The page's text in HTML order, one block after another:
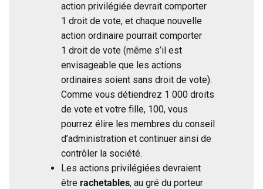
action privilégiée devrait comporter
1 droit de vote, et chaque nouvelle
action ordinaire pourrait comporter
1 droit de vote (même s’il est
envisageable que les actions
ordinaires soient sans droit de vote).
Comme vous détiendrez 1 000 droits
de vote et votre fille, 100, vous
pourrez élire les membres du conseil
d’administration et continuer ainsi de
contrôler la société.
Les actions privilégiées devraient
être rachetables, au gré du porteur